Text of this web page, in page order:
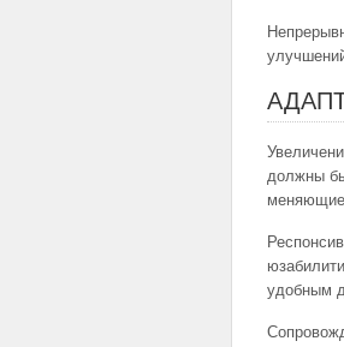
должны
удобным